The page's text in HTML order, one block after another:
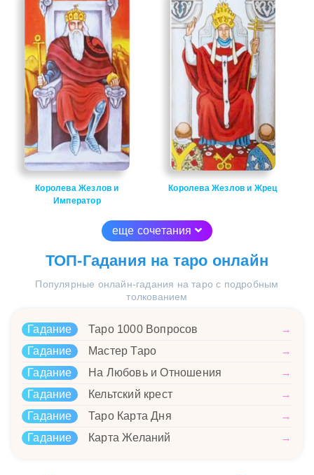
Королева Жезлов и
Император
Королева Жезлов и Жрец
еще сочетания
ТОП-Гадания на таро онлайн
Популярные онлайн-гадания на таро с подробным
толкованием
Гадание Таро 1000 Вопросов
→
Гадание
Мастер Таро
→
Гадание
На Любовь и Отношения
→
Гадание
Кельтский крест
→
Гадание
Таро Карта Дня
→
Гадание
Карта Желаний →